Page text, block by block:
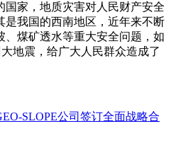
国家，地质灾害对人民财产安全
是我国的西南地区，近年来不断
、煤矿透水等重大安全问题，如
地震，给广大人民群众造成了